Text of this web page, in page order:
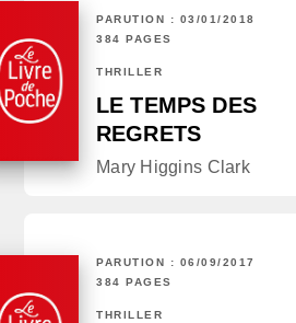
PARUTION : 03/01/2018
384 PAGES
THRILLER
LE TEMPS DES
REGRETS
Mary Higgins Clark
PARUTION : 06/09/2017
384 PAGES
THRILLER